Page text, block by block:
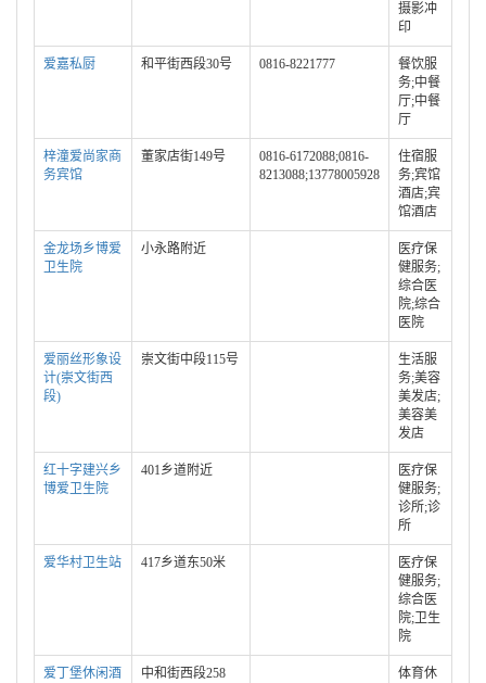
摄影冲
印
爱嘉私厨 和平街西段30号 0816-8221777
餐饮服
务;中餐
厅;中餐
厅
梓潼爱尚家商
务宾馆
董家店街149号
0816-6172088;0816-
8213088;13778005928
住宿服
务;宾馆
酒店;宾
馆酒店
金龙场乡博爱
卫生院
小永路附近
医疗保
健服务;
综合医
院;综合
医院
爱丽丝形象设
计(崇文街西
段)
崇文街中段115号
生活服
务;美容
美发店;
美容美
发店
红十字建兴乡
博爱卫生院
401乡道附近
医疗保
健服务;
诊所;诊
所
爱华村卫生站 417乡道东50米
医疗保
健服务;
综合医
院;卫生
院
爱丁堡休闲酒
中和街西段258
体育休